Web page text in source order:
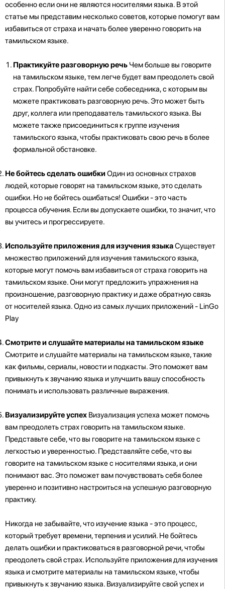
особенно если они не являются носителями языка. В этой
статье мы представим несколько советов, которые помогут вам
избавиться от страха и начать более уверенно говорить на
тамильском языке.
Практикуйте разговорную речь Чем больше вы говорите
на тамильском языке, тем легче будет вам преодолеть свой
страх. Попробуйте найти себе собеседника, с которым вы
можете практиковать разговорную речь. Это может быть
друг, коллега или преподаватель тамильского языка. Вы
можете также присоединиться к группе изучения
тамильского языка, чтобы практиковать свою речь в более
формальной обстановке.
Не бойтесь сделать ошибкиОдин из основных страхов
людей, которые говорят на тамильском языке, это сделать
ошибки. Но не бойтесь ошибаться! Ошибки - это часть
процесса обучения. Если вы допускаете ошибки, то значит, что
вы учитесь и прогрессируете.
Используйте приложения для изучения языкаСуществует
множество приложений для изучения тамильского языка,
которые могут помочь вам избавиться от страха говорить на
тамильском языке. Они могут предложить упражнения на
произношение, разговорную практику и даже обратную связь
от носителей языка. Одно из самых лучших приложений - LinGo
Play
Смотрите и слушайте материалы на тамильском языке
Смотрите и слушайте материалы на тамильском языке, такие
как фильмы, сериалы, новости и подкасты. Это поможет вам
привыкнуть к звучанию языка и улучшить вашу способность
понимать и использовать различные выражения.
Визуализируйте успех Визуализация успеха может помочь
вам преодолеть страх говорить на тамильском языке.
Представьте себе, что вы говорите на тамильском языке с
легкостью и уверенностью. Представляйте себе, что вы
говорите на тамильском языке с носителями языка, и они
понимают вас. Это поможет вам почувствовать себя более
уверенно и позитивно настроиться на успешную разговорную
практику.
Никогда не забывайте, что изучение языка - это процесс,
который требует времени, терпения и усилий. Не бойтесь
делать ошибки и практиковаться в разговорной речи, чтобы
преодолеть свой страх. Используйте приложения для изучения
языка и смотрите материалы на тамильском языке, чтобы
привыкнуть к звучанию языка. Визуализируйте свой успех и